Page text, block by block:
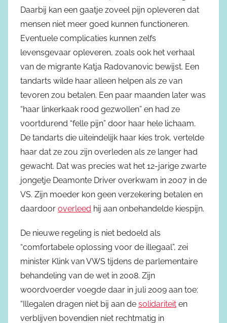
Daarbij kan een gaatje zoveel pijn opleveren dat
mensen niet meer goed kunnen functioneren.
Eventuele complicaties kunnen zelfs
levensgevaar opleveren, zoals ook het verhaal
van de migrante Katja Radovanovic bewijst. Een
tandarts wilde haar alleen helpen als ze van
tevoren zou betalen. Een paar maanden later was
“haar linkerkaak rood gezwollen” en had ze
voortdurend “felle pijn” door haar hele lichaam.
De tandarts die uiteindelijk haar kies trok, vertelde
haar dat ze zou zijn overleden als ze langer had
gewacht. Dat was precies wat het 12-jarige zwarte
jongetje Deamonte Driver overkwam in 2007 in de
VS. Zijn moeder kon geen verzekering betalen en
daardoor overleed hij aan onbehandelde kiespijn.
De nieuwe regeling is niet bedoeld als
“comfortabele oplossing voor de illegaal”, zei
minister Klink van VWS tijdens de parlementaire
behandeling van de wet in 2008. Zijn
woordvoerder voegde daar in juli 2009 aan toe:
“Illegalen dragen niet bij aan de solidariteit en
verblijven bovendien niet rechtmatig in